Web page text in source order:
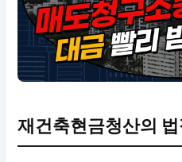
재건축현금청산의